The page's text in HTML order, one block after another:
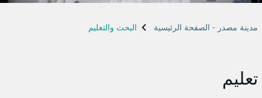
مدينة مصدر - الصفحة الرئيسية البحث والتعليم
تعليم